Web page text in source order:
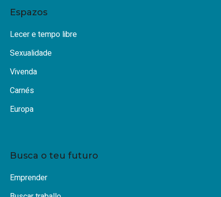
Espazos
Lecer e tempo libre
Sexualidade
Vivenda
Carnés
Europa
Busca o teu futuro
Emprender